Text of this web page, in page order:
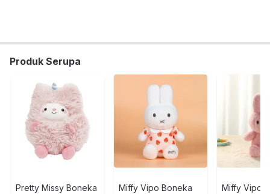
Produk Serupa
Pretty Missy Boneka
Miffy Vipo Boneka
Miffy Vipo